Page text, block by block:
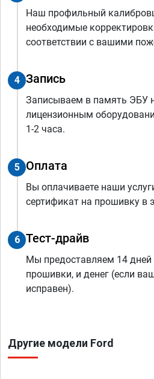
Наш профильный
необходимые
соответствии с вашими
4 Запись
Записываем в память ЭБУ
лицензионным
1-2 часа.
5 Оплата
Вы оплачиваете наши
сертификат на прошивку в
6 Тест-драйв
Мы предоставляем 14 дней
прошивки, и денег (если
исправен).
Другие модели Ford